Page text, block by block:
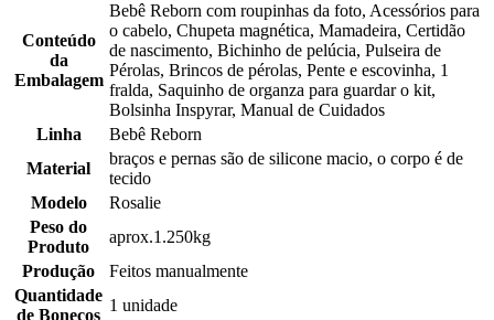
Conteúdo
da
Embalagem
Bebê Reborn com roupinhas da foto, Acessórios para
o cabelo, Chupeta magnética, Mamadeira, Certidão
de nascimento, Bichinho de pelúcia, Pulseira de
Pérolas, Brincos de pérolas, Pente e escovinha, 1
fralda, Saquinho de organza para guardar o kit,
Bolsinha Inspyrar, Manual de Cuidados
Linha
Bebê Reborn
Material
braços e pernas são de silicone macio, o corpo é de
tecido
Modelo
Rosalie
Peso do
Produto
aprox.1.250kg
Produção
Feitos manualmente
Quantidade
de Bonecos
1 unidade